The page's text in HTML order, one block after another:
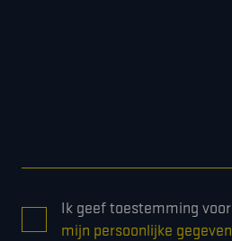
* Ik geef toestemming voor
mijn persoonlijke